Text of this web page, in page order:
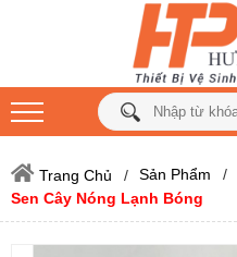
Trang Chủ Sản Phẩm
Sen Cây Nóng Lạnh Bóng